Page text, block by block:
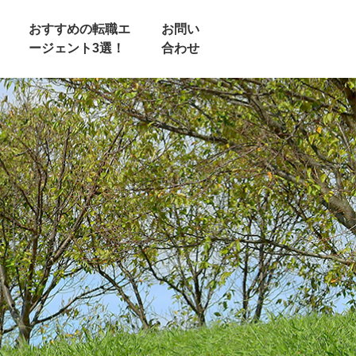
おすすめの転職エ
ージェント3選！
お問い
合わせ